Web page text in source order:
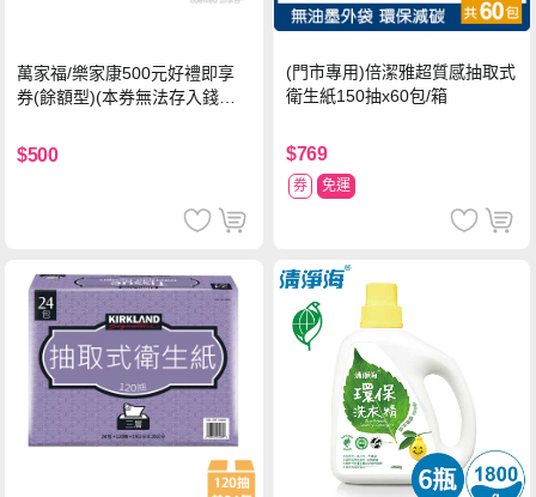
萬家福/樂家康500元好禮即享
券(餘額型)(本券無法存入錢包
$500
(門市專用)倍潔雅超質感抽取式
衛生紙150抽x60包/箱
$769
券 免運